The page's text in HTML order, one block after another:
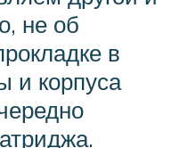
не об
в
и корпуса